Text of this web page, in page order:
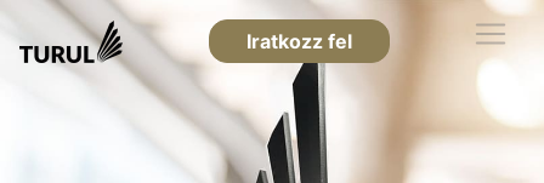
Iratkozz fel